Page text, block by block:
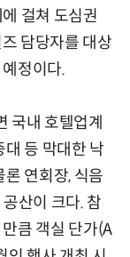
걸쳐 도심권
담당자를 대상
정이다.
국내 호텔업계
대 등 막대한 낙
연회장, 식음
산이 크다. 참
큼 객실 단가(A